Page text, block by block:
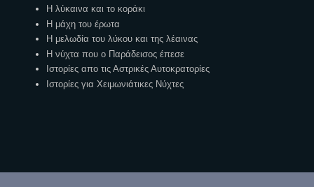
Η λύκαινα και το κοράκι
Η μάχη του έρωτα
Η μελωδία του λύκου και της λέαινας
Η νύχτα που ο Παράδεισος έπεσε
Ιστορίες απο τις Αστρικές Αυτοκρατορίες
Ιστορίες για Χειμωνιάτικες Νύχτες